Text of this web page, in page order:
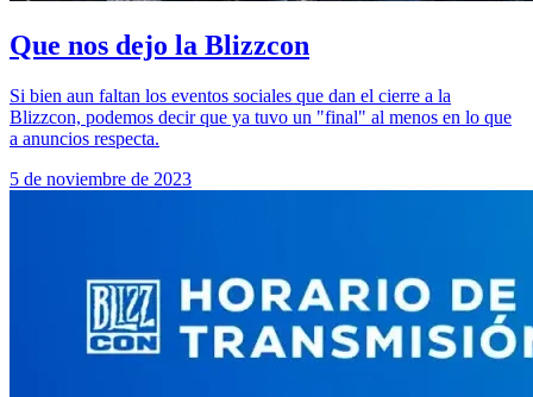
Que nos dejo la Blizzcon
Si bien aun faltan los eventos sociales que dan el cierre a la
Blizzcon, podemos decir que ya tuvo un "final" al menos en lo que
a anuncios respecta.
5 de noviembre de 2023